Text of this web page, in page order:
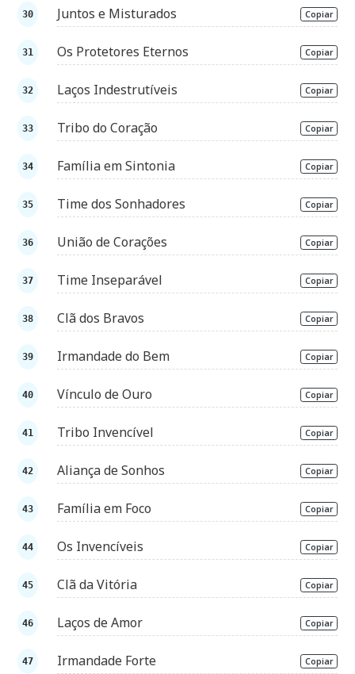
Juntos e Misturados Copiar
Os Protetores Eternos Copiar
Laços Indestrutíveis Copiar
Tribo do Coração Copiar
Família em Sintonia Copiar
Time dos Sonhadores Copiar
União de Corações Copiar
Time Inseparável Copiar
Clã dos Bravos Copiar
Irmandade do Bem Copiar
Vínculo de Ouro Copiar
Tribo Invencível Copiar
Aliança de Sonhos Copiar
Família em Foco Copiar
Os Invencíveis Copiar
Clã da Vitória Copiar
Laços de Amor Copiar
Irmandade Forte Copiar